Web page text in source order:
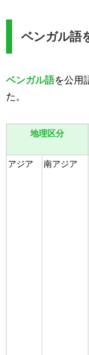
ベンガル語
ベンガル語を公用
た。
地理区分
アジア 南アジア